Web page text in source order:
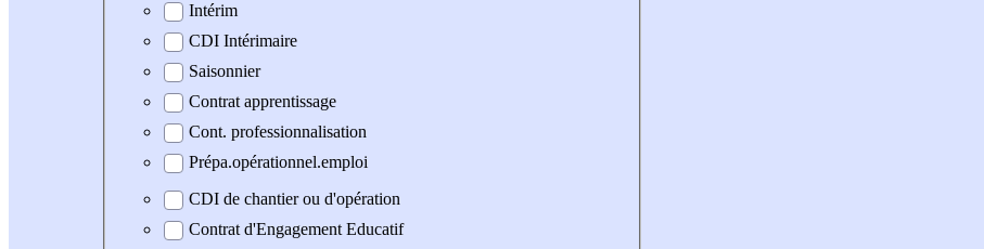
Intérim
CDI Intérimaire
Saisonnier
Contrat apprentissage
Cont. professionnalisation
Prépa.opérationnel.emploi
CDI de chantier ou d'opération
Contrat d'Engagement Educatif